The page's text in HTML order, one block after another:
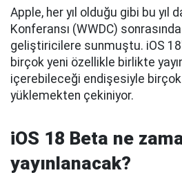
Apple, her yıl olduğu gibi bu yıl
Konferansı (WWDC)
geliştiricilere sunmuştu. iOS
birçok yeni özellikle birlikte
içerebileceği endişesiyle birçok
yüklemekten çekiniyor.
iOS 18 Beta ne
yayınlanacak?